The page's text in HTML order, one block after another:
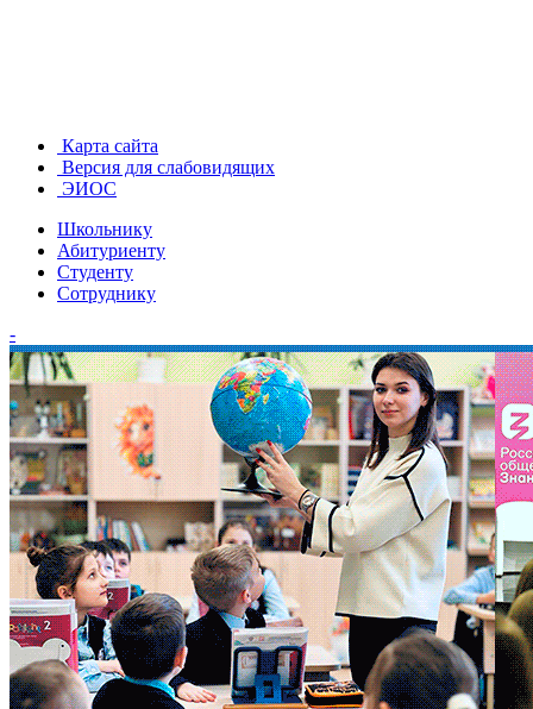
Карта сайта
Версия для слабовидящих
ЭИОС
Школьнику
Абитуриенту
Студенту
Сотруднику
-